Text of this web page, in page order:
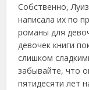
Собственно,
написала их по
романы для
девочек книги
слишком
забывайте, что
пятидесяти лет